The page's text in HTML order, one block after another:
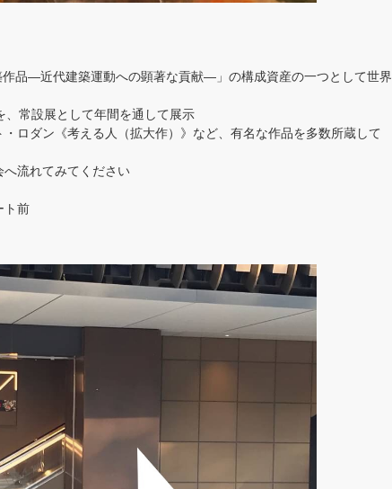
品―近代建築運動への顕著な貢献―」の構成資産の一つとして世界
、常設展として年間を通して展示
ロダン《考える人（拡大作）》など、有名な作品を多数所蔵して
流れてみてください
ト前